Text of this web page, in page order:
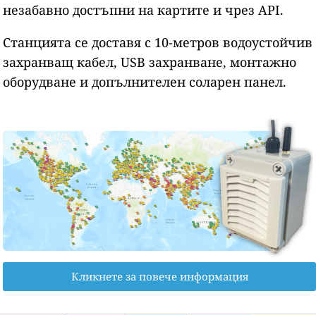
незабавно достъпни на картите и чрез API.
Станцията се доставя с 10-метров водоустойчив
захранващ кабел, USB захранване, монтажно
оборудване и допълнителен соларен панел.
Кликнете за повече информация